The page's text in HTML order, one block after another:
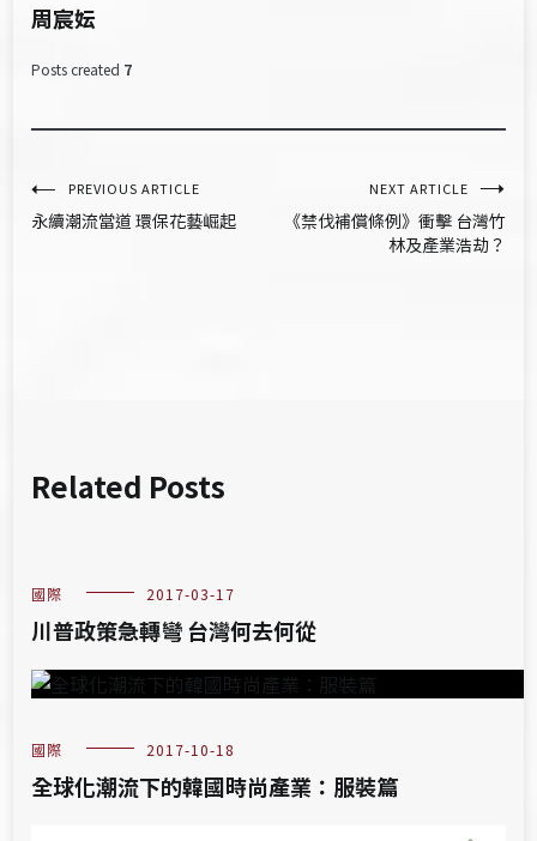
周宸妘
Posts created 7
文
章
PREVIOUS ARTICLE
永續潮流當道 環保花藝崛起
NEXT ARTICLE
《禁伐補償條例》衝擊 台灣竹
林及產業浩劫？
Related Posts
國際 2017-03-17
川普政策急轉彎 台灣何去何從
國際 2017-10-18
全球化潮流下的韓國時尚產業：服裝篇